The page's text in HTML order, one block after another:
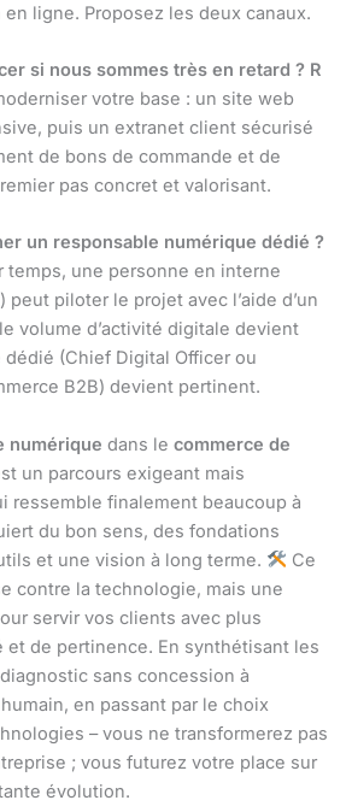
ligne. Proposez les deux canaux.
si nous sommes très en retard ? R
votre base : un site web
puis un extranet client sécurisé
de bons de commande et de
pas concret et valorisant.
un responsable numérique dédié ?
temps, une personne en interne
piloter le projet avec l’aide d’un
volume d’activité digitale devient
(Chief Digital Officer ou
B2B) devient pertinent.
numérique dans le commerce de
un parcours exigeant mais
ressemble finalement beaucoup à
du bon sens, des fondations
et une vision à long terme.
Ce
contre la technologie, mais une
servir vos clients avec plus
et de pertinence. En synthétisant les
sans concession à
en passant par le choix
– vous ne transformerez pas
; vous futurez votre place sur
évolution.